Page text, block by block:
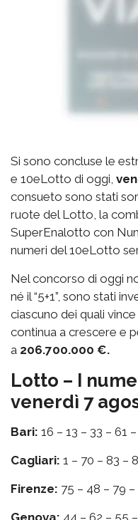
Si sono concluse le
e 10eLotto di oggi,
consueto sono stati
ruote del Lotto, la
SuperEnalotto con
numeri del 10eLotto
Nel concorso di oggi
né il “5+1”, sono stati
ciascuno dei quali vince
continua a crescere e
a 206.700.000 €.
Lotto – I
venerdì 7
Bari: 16 – 13 – 33 – 61
Cagliari: 1 – 70 – 83 –
Firenze: 75 – 48 – 79